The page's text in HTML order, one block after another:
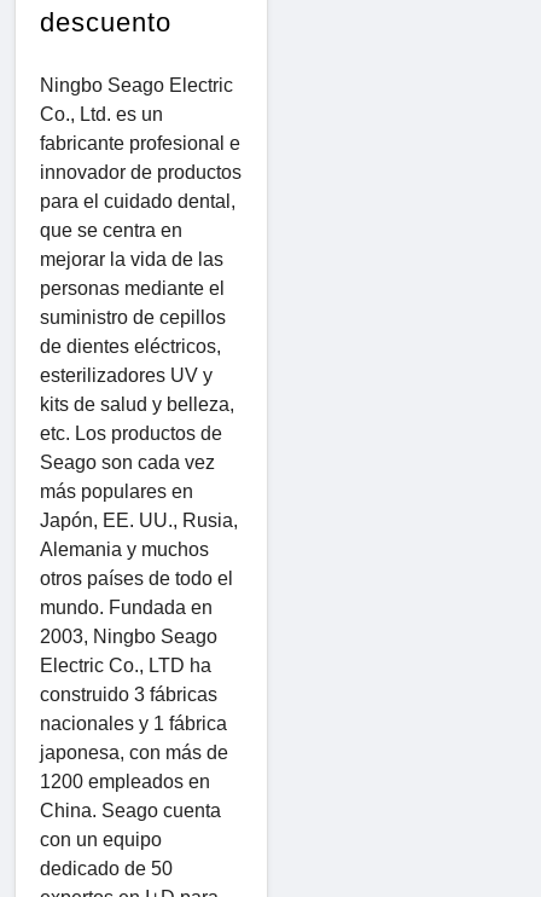
descuento
Ningbo Seago Electric
Co., Ltd. es un
fabricante profesional e
innovador de productos
para el cuidado dental,
que se centra en
mejorar la vida de las
personas mediante el
suministro de cepillos
de dientes eléctricos,
esterilizadores UV y
kits de salud y belleza,
etc. Los productos de
Seago son cada vez
más populares en
Japón, EE. UU., Rusia,
Alemania y muchos
otros países de todo el
mundo. Fundada en
2003, Ningbo Seago
Electric Co., LTD ha
construido 3 fábricas
nacionales y 1 fábrica
japonesa, con más de
1200 empleados en
China. Seago cuenta
con un equipo
dedicado de 50